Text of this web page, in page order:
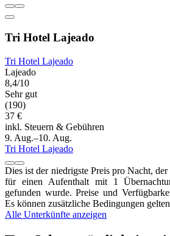
Tri Hotel Lajeado
Tri Hotel Lajeado
Lajeado
8,4/10
Sehr gut
(190)
37 €
inkl. Steuern & Gebühren
9. Aug.–10. Aug.
Tri Hotel Lajeado
Dies ist der niedrigste Preis pro Nacht,
für einen Aufenthalt mit 1
gefunden wurde. Preise und
Es können zusätzliche Bedingungen
Alle Unterkünfte anzeigen